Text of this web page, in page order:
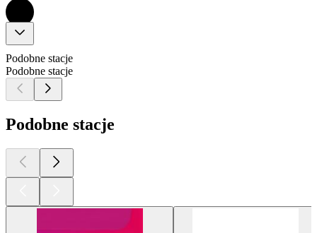
Podobne stacje
Podobne stacje
Podobne stacje